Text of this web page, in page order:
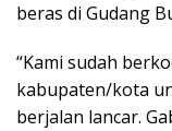
beras di Gudang
“Kami sudah
kabupaten/kota
berjalan lancar.